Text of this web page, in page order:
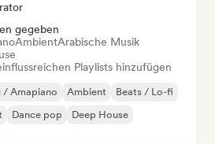
gegeben
AmbientArabische Musik
Playlists hinzufügen
/ Amapiano Ambient
Beats / Lo-fi
Dance pop Deep House